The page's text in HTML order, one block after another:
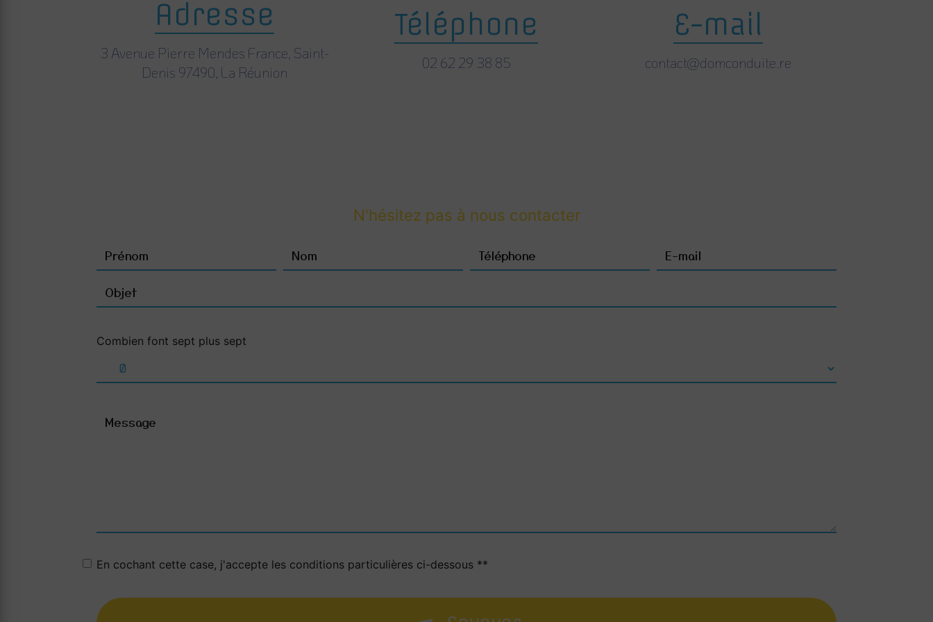
Adresse
3 Avenue Pierre Mendes France, Saint-
Denis 97490, La Réunion
Téléphone
02 62 29 38 85
E-mail
contact@domconduite.re
N'hésitez pas à nous contacter
Combien font sept plus sept
En cochant cette case, j'accepte les conditions particulières ci-dessous **